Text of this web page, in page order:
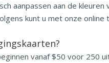
aanpassen aan de kleuren
kunt u met onze
vanaf $50 voor 250